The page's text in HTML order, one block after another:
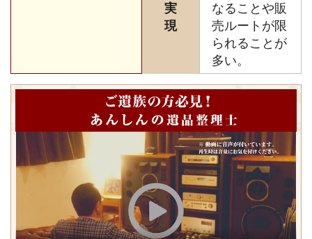
実
現
なることや販
売ルートが限
られることが
多い。